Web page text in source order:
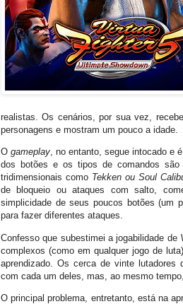
realistas. Os cenários, por sua vez,
personagens e mostram um pouco a idade.
O gameplay, no entanto, segue intocado e
dos botões e os tipos de comandos
tridimensionais como Tekken ou Soul
de bloqueio ou ataques com salto,
simplicidade de seus poucos botões (um
para fazer diferentes ataques.
Confesso que subestimei a jogabilidade de
complexos (como em qualquer jogo de
aprendizado. Os cerca de vinte lutadores
com cada um deles, mas, ao mesmo
O principal problema, entretanto, está na